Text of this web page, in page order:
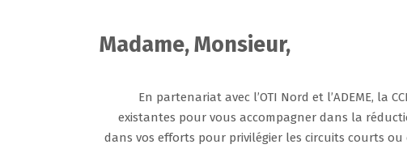
Madame, Monsieur,
En partenariat avec l’OTI Nord et l’ADEME, la
existantes pour vous accompagner dans la
dans vos efforts pour privilégier les circuits courts